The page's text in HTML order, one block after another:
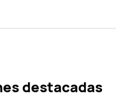
destacadas